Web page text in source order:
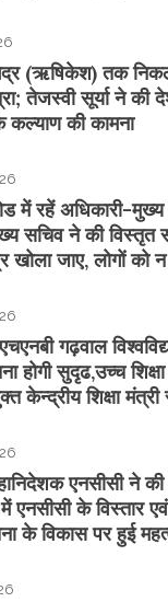
(ऋषिकेश) तक
तेजस्वी सूर्या ने की
कल्याण की कामना
में रहें अधिकारी-
सचिव ने की विस्तृत
खोला जाए, लोगों को
गढ़वाल
होगी सुदृढ,उच्च
केन्द्रीय शिक्षा
एनसीसी ने की
एनसीसी के विस्तार
के विकास पर हुई